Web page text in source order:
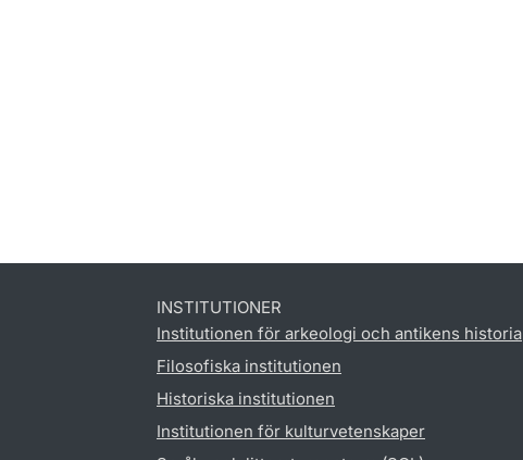
INSTITUTIONER
Institutionen för arkeologi och antikens historia
Filosofiska institutionen
Historiska institutionen
Institutionen för kulturvetenskaper